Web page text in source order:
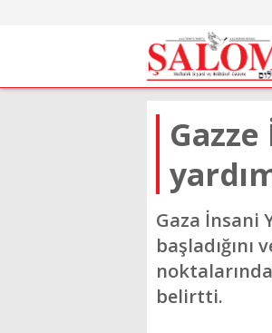
Gaza İnsani
başladığını
belirtti.